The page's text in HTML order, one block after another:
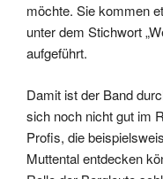
möchte. Sie kommen
unter dem Stichwort
aufgeführt.
Damit ist der Band
sich noch nicht gut im
Profis, die
Muttental entdecken